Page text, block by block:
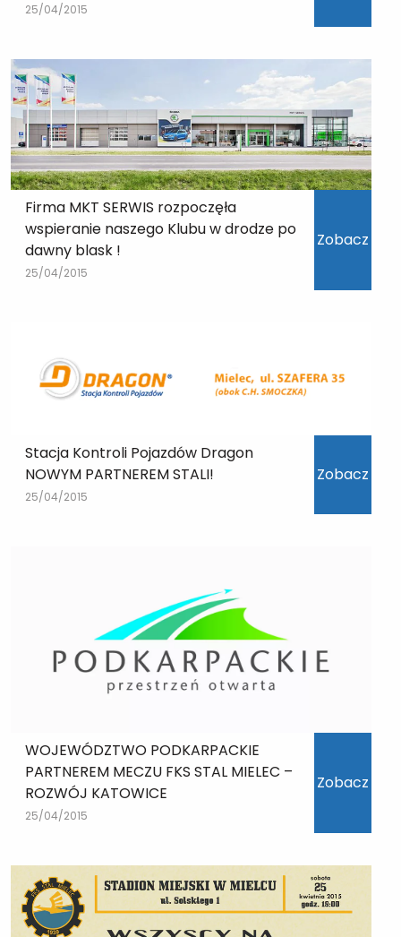
25/04/2015
Firma MKT SERWIS rozpoczęła
wspieranie naszego Klubu w drodze po
dawny blask !
25/04/2015
Zobacz
Stacja Kontroli Pojazdów Dragon
NOWYM PARTNEREM STALI!
25/04/2015
Zobacz
WOJEWÓDZTWO PODKARPACKIE
PARTNEREM MECZU FKS STAL MIELEC –
ROZWÓJ KATOWICE
25/04/2015
Zobacz